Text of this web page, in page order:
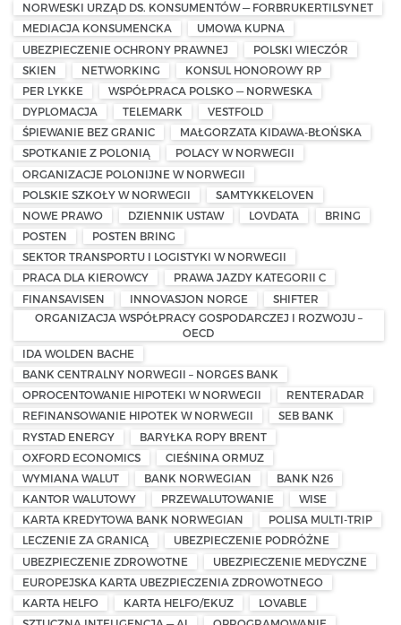
NORWESKI URZĄD DS. KONSUMENTÓW — FORBRUKERTILSYNET
MEDIACJA KONSUMENCKA
UMOWA KUPNA
UBEZPIECZENIE OCHRONY PRAWNEJ
POLSKI WIECZÓR
SKIEN
NETWORKING
KONSUL HONOROWY RP
PER LYKKE
WSPÓŁPRACA POLSKO — NORWESKA
DYPLOMACJA
TELEMARK
VESTFOLD
ŚPIEWANIE BEZ GRANIC
MAŁGORZATA KIDAWA-BŁOŃSKA
SPOTKANIE Z POLONIĄ
POLACY W NORWEGII
ORGANIZACJE POLONIJNE W NORWEGII
POLSKIE SZKOŁY W NORWEGII
SAMTYKKELOVEN
NOWE PRAWO
DZIENNIK USTAW LOVDATA
BRING
POSTEN
POSTEN BRING
SEKTOR TRANSPORTU I LOGISTYKI W NORWEGII
PRACA DLA KIEROWCY
PRAWA JAZDY KATEGORII C
FINANSAVISEN
INNOVASJON NORGE
SHIFTER
ORGANIZACJA WSPÓŁPRACY GOSPODARCZEJ I ROZWOJU –
OECD
IDA WOLDEN BACHE
BANK CENTRALNY NORWEGII – NORGES BANK
OPROCENTOWANIE HIPOTEKI W NORWEGII
RENTERADAR
REFINANSOWANIE HIPOTEK W NORWEGII
SEB BANK
RYSTAD ENERGY
BARYŁKA ROPY BRENT
OXFORD ECONOMICS
CIEŚNINA ORMUZ
WYMIANA WALUT
BANK NORWEGIAN
BANK N26
KANTOR WALUTOWY
PRZEWALUTOWANIE
WISE
KARTA KREDYTOWA BANK NORWEGIAN
POLISA MULTI-TRIP
LECZENIE ZA GRANICĄ
UBEZPIECZENIE PODRÓŻNE
UBEZPIECZENIE ZDROWOTNE
UBEZPIECZENIE MEDYCZNE
EUROPEJSKA KARTA UBEZPIECZENIA ZDROWOTNEGO
KARTA HELFO
KARTA HELFO/EKUZ
LOVABLE